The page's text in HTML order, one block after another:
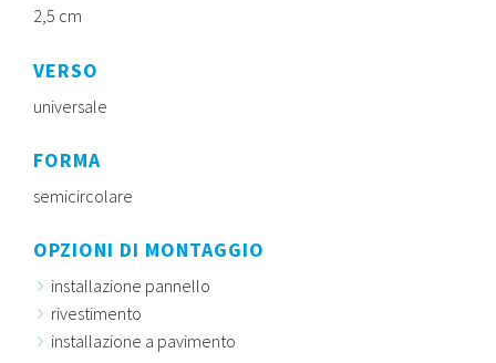
2,5 cm
VERSO
universale
FORMA
semicircolare
OPZIONI DI MONTAGGIO
installazione pannello
rivestimento
installazione a pavimento